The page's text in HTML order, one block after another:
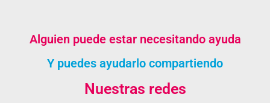
Alguien puede estar necesitando ayuda
Y puedes ayudarlo compartiendo
Nuestras redes